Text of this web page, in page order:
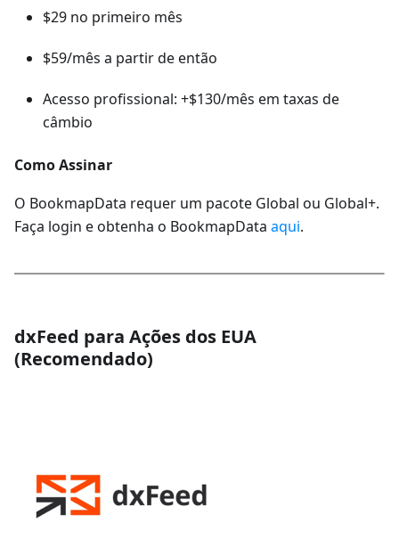
$29 no primeiro mês
$59/mês a partir de então
Acesso profissional: +$130/mês em taxas de
câmbio
Como Assinar
O BookmapData requer um pacote Global ou Global+.
Faça login e obtenha o BookmapData aqui.
dxFeed para Ações dos EUA
(Recomendado)